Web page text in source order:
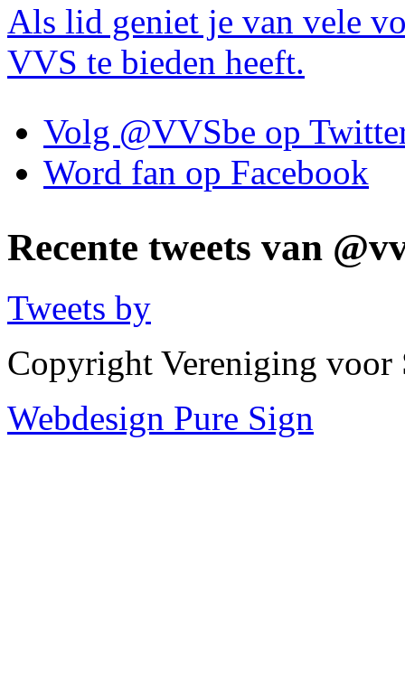
Als lid geniet je van vele
VVS te bieden heeft.
Volg @VVSbe op
Word fan op Facebook
Recente tweets van
Tweets by
Copyright Vereniging
Webdesign Pure Sign